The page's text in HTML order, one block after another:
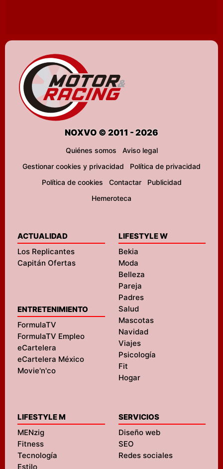
NOXVO © 2011 - 2026
Quiénes somos
Aviso legal
Gestionar cookies y privacidad
Política de privacidad
Política de cookies
Contactar
Publicidad
Hemeroteca
ACTUALIDAD
Los Replicantes
Capitán Ofertas
ENTRETENIMIENTO
FormulaTV
FormulaTV Empleo
eCartelera
eCartelera México
Movie'n'co
LIFESTYLE W
Bekia
Moda
Belleza
Pareja
Padres
Salud
Mascotas
Navidad
Viajes
Psicología
Fit
Hogar
LIFESTYLE M
MENzig
Fitness
Tecnología
Estilo
SERVICIOS
Diseño web
SEO
Redes sociales